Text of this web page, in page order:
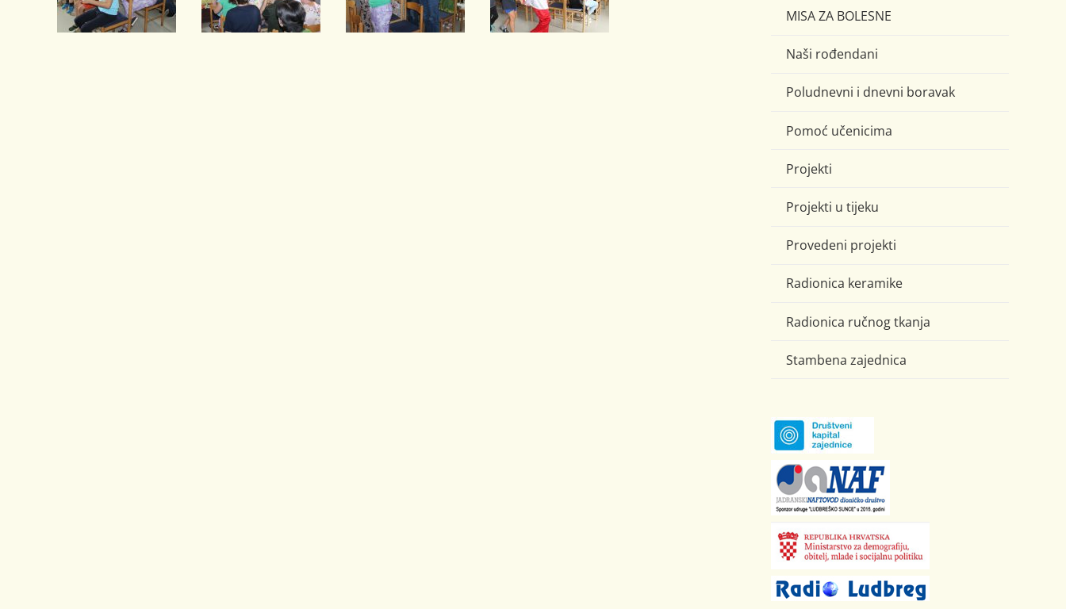
MISA ZA BOLESNE
Naši rođendani
Poludnevni i dnevni boravak
Pomoć učenicima
Projekti
Projekti u tijeku
Provedeni projekti
Radionica keramike
Radionica ručnog tkanja
Stambena zajednica